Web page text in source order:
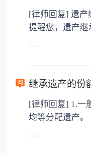
3. 印花税：按房屋
地增值税：按房价1%缴纳 5.
[律师回复] 遗产继承不是必须要公证。法律快车
提醒您，遗产
下都是不需要
以防对财产继承
公证。
继承遗产的份
[律师回复] 1.一般情况下，同一顺序的各继承人
均等分配遗产。 2.同一顺序继承人继承遗产